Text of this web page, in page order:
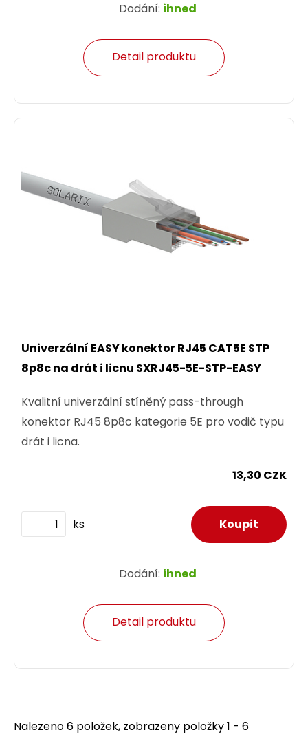
Dodání: ihned
Detail produktu
Univerzální EASY konektor RJ45 CAT5E STP
8p8c na drát i licnu SXRJ45-5E-STP-EASY
Kvalitní univerzální stíněný pass-through
konektor RJ45 8p8c kategorie 5E pro vodič typu
drát i licna.
13,30 CZK
ks
Dodání: ihned
Detail produktu
Nalezeno 6 položek, zobrazeny položky 1 - 6